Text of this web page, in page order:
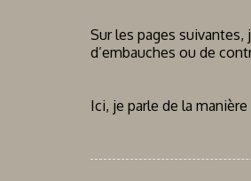
Sur les pages
d’embauches ou de
Ici, je parle de la